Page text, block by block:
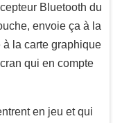
Bluetooth du
envoie ça à la
à la carte graphique
qui en compte
en jeu et qui